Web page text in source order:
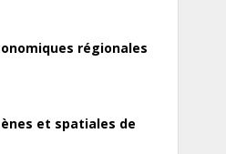
régionales
et spatiales de